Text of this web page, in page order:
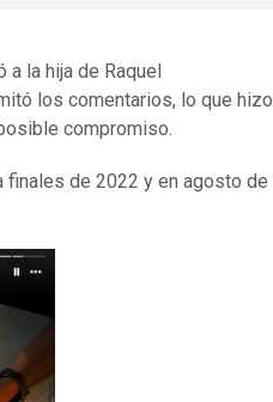
la hija de Raquel
los comentarios, lo que hizo
compromiso.
finales de 2022 y en agosto de